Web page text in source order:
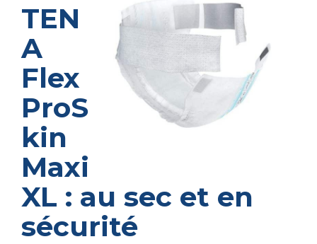
TEN
A
Flex
ProS
kin
Maxi
XL : au sec et en
sécurité